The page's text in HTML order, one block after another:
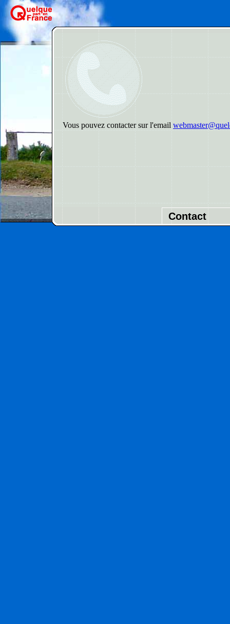
Vous pouvez contacter sur l'email
Contact